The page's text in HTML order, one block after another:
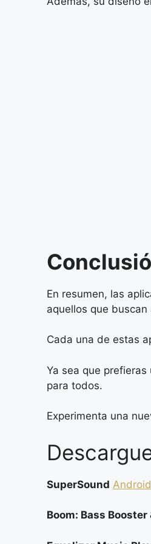
En resumen, las
aquellos que
Cada una de estas
Ya sea que
para todos.
Experimenta una
SuperSound Android
Boom: Bass Booster